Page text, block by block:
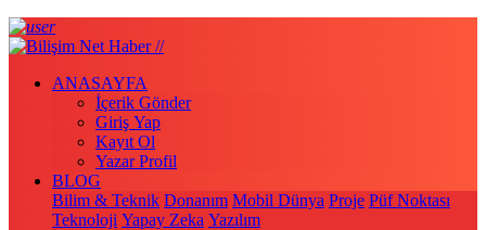
ANASAYFA
İçerik Gönder
Giriş Yap
Kayıt Ol
Yazar Profil
BLOG
Bilim & Teknik Donanım Mobil Dünya Proje Püf Noktası
Teknoloji Yapay Zeka Yazılım